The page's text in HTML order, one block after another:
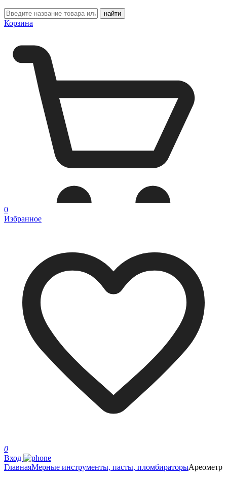
Корзина
0
Избранное
0
Вход
ГлавнаяМерные инструменты, пасты, пломбираторыАреометр